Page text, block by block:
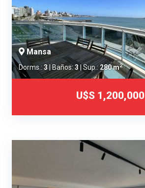
Mansa
Dorms.:3| Baños:3 | Sup.:280 m2
U$S 1,200,000